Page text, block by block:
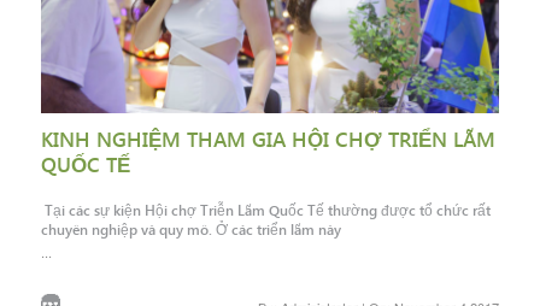
KINH NGHIỆM THAM GIA HỘI CHỢ TRIỂN LÃM
QUỐC TẾ
Tại các sự kiện Hội chợ Triễn Lãm Quốc Tế thường được tổ chức rất
chuyên nghiệp và quy mô. Ở các triển lãm này